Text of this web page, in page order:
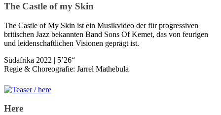
The Castle of my Skin
The Castle of My Skin ist ein Musikvideo der für progressiven
britischen Jazz bekannten Band Sons Of Kemet, das von feurigen
und leidenschaftlichen Visionen geprägt ist.
Südafrika 2022 | 5’26“
Regie & Choreografie: Jarrel Mathebula
Here